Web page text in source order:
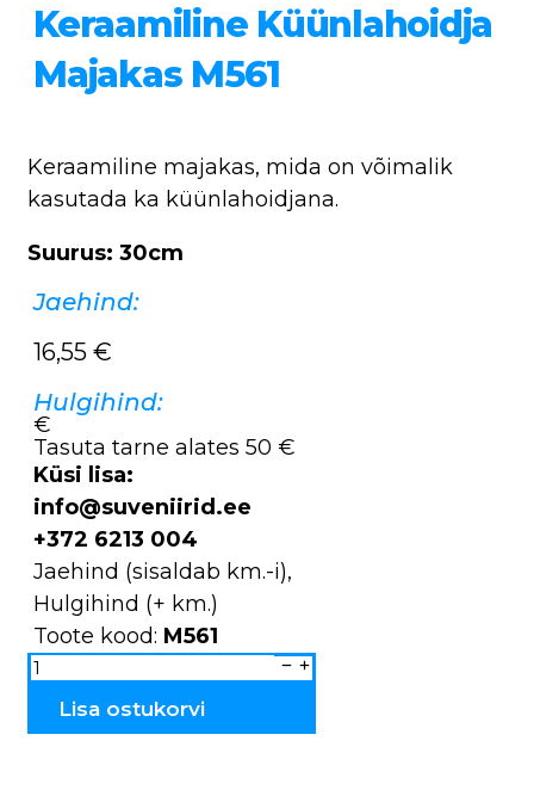
Keraamiline Küünlahoidja
Majakas M561
Keraamiline majakas, mida on võimalik
kasutada ka küünlahoidjana.
Suurus: 30cm
Jaehind:
16,55 €
Hulgihind:
€
Tasuta tarne alates 50 €
Küsi lisa:
info@suveniirid.ee
+372 6213 004
Jaehind (sisaldab km.-i),
Hulgihind (+ km.)
Toote kood: M561
Keraamiline
küünlahoidja
majakas
Lisa ostukorvi